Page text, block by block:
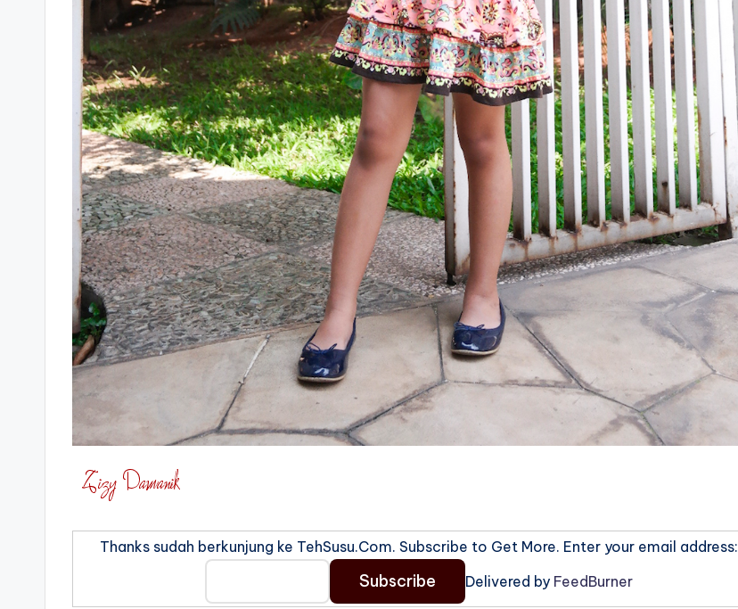
Thanks sudah berkunjung ke TehSusu.Com. Subscribe to Get More. Enter your email address:
Delivered by FeedBurner